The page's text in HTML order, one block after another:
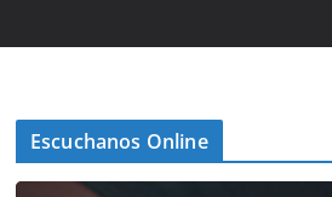
Escuchanos Online